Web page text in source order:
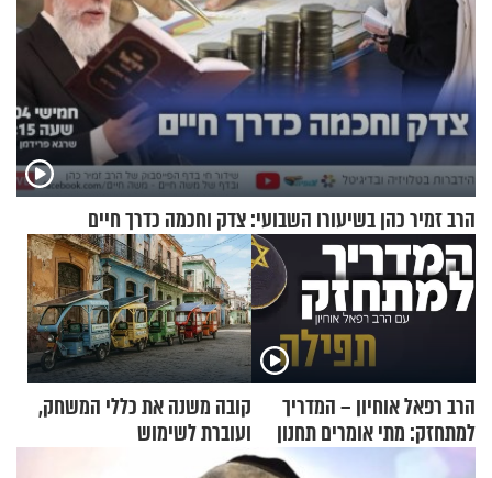
הרב זמיר כהן בשיעורו השבועי: צדק וחכמה כדרך חיים
הרב רפאל אוחיון – המדריך
למתחזק: מתי אומרים תחנון
ואיך עולים לתורה?
קובה משנה את כללי המשחק,
ועוברת לשימוש
בתלת־אופנועים סולאריים